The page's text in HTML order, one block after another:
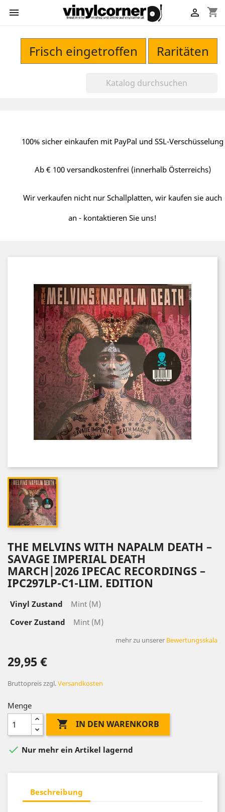
 shopping_cart

Frisch eingetroffen Raritäten
100% sicher einkaufen mit PayPal und SSL-Verschüsselung
Ab € 100 versandkostenfrei (innerhalb Österreichs)
Wir verkaufen nicht nur Schallplatten, wir kaufen sie auch
an - kontaktieren Sie uns!
THE MELVINS WITH NAPALM DEATH –
SAVAGE IMPERIAL DEATH
MARCH|2026 IPECAC RECORDINGS –
IPC297LP-C1-LIM. EDITION
Vinyl Zustand
Mint (M)
Cover Zustand
Mint (M)
mehr zu unserer Bewertungsskala
29,95 €
Bruttopreiszzgl.Versandkosten
Menge
 IN DEN WARENKORB
 Nur mehr ein Artikel lagernd
Beschreibung